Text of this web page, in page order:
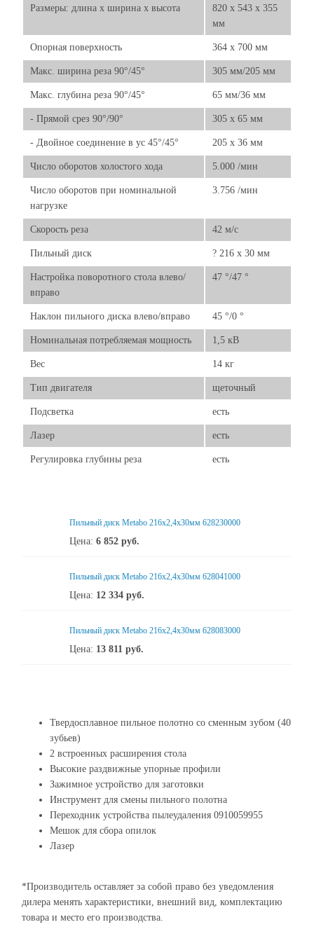
Размеры: длина х ширина х высота
820 x 543 x 355
мм
Опорная поверхность 364 x 700 мм
Макс. ширина реза 90°/45° 305 мм/205 мм
Макс. глубина реза 90°/45° 65 мм/36 мм
- Прямой срез 90°/90° 305 x 65 мм
- Двойное соединение в ус 45°/45° 205 x 36 мм
Число оборотов холостого хода 5.000 /мин
Число оборотов при номинальной
нагрузке
3.756 /мин
Скорость реза 42 м/с
Пильный диск ? 216 x 30 мм
Настройка поворотного стола влево/
вправо
47 °/47 °
Наклон пильного диска влево/вправо 45 °/0 °
Номинальная потребляемая мощность 1,5 кВ
Вес 14 кг
Тип двигателя щеточный
Подсветка есть
Лазер есть
Регулировка глубины реза есть
Пильный диск Metabo 216x2,4х30мм 628230000
Цена: 6 852 руб.
Пильный диск Metabo 216x2,4х30мм 628041000
Цена: 12 334 руб.
Пильный диск Metabo 216x2,4x30мм 628083000
Цена: 13 811 руб.
Твердосплавное пильное полотно со сменным зубом (40
зубьев)
2 встроенных расширения стола
Высокие раздвижные упорные профили
Зажимное устройство для заготовки
Инструмент для смены пильного полотна
Переходник устройства пылеудаления 0910059955
Мешок для сбора опилок
Лазер
*Производитель оставляет за собой право без уведомления
дилера менять характеристики, внешний вид, комплектацию
товара и место его производства.